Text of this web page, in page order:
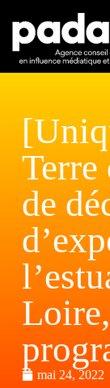
Terre
de
mai 24, 2022